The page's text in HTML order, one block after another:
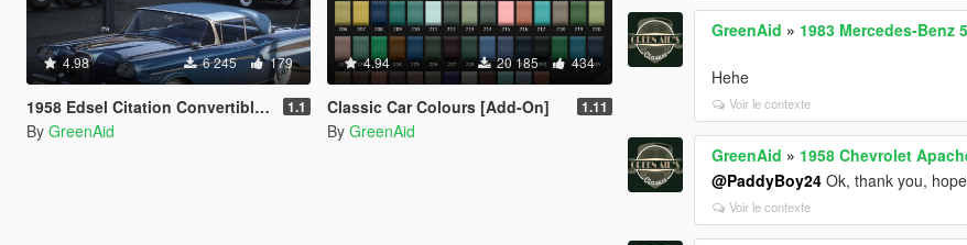
4.98 6 245 179
1958 Edsel Citation Convertible [Add-On | VehFuncs V] 1.1
By GreenAid
4.94 20 185 434
Classic Car Colours [Add-On] 1.11
By GreenAid
GreenAid » 1983 Mercedes-Benz
Hehe
Voir le contexte
GreenAid » 1958 Chevrolet
@PaddyBoy24 Ok, thank you,
Voir le contexte